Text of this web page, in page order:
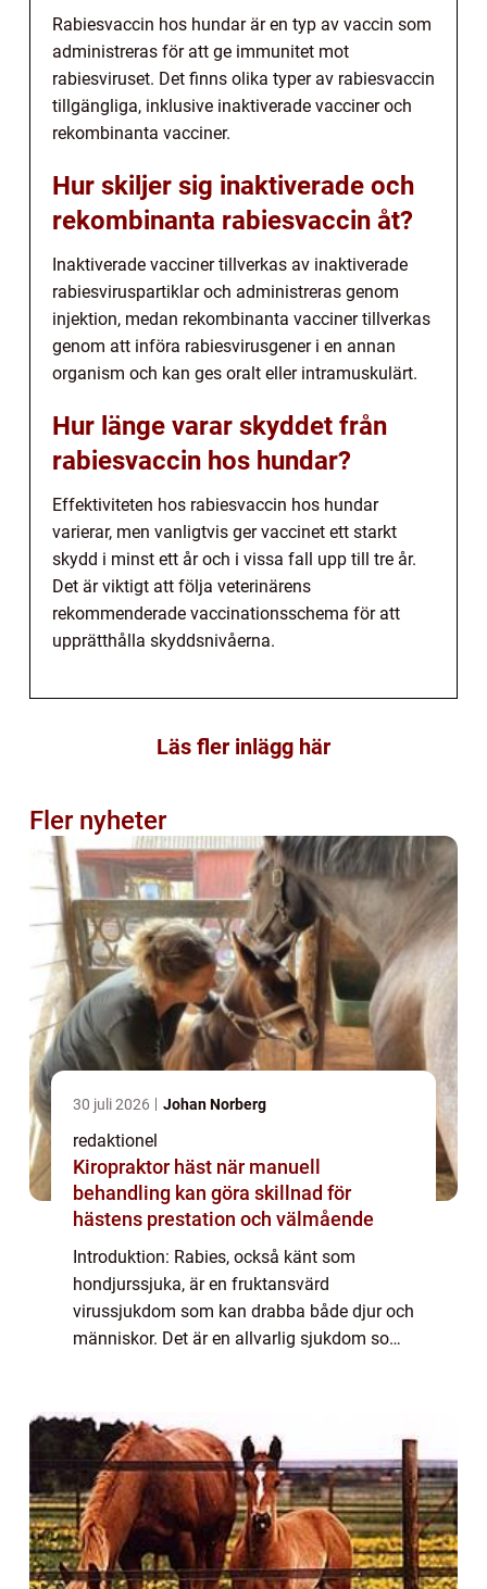
Rabiesvaccin hos hundar är en typ av vaccin som
administreras för att ge immunitet mot
rabiesviruset. Det finns olika typer av rabiesvaccin
tillgängliga, inklusive inaktiverade vacciner och
rekombinanta vacciner.
Hur skiljer sig inaktiverade och
rekombinanta rabiesvaccin åt?
Inaktiverade vacciner tillverkas av inaktiverade
rabiesviruspartiklar och administreras genom
injektion, medan rekombinanta vacciner tillverkas
genom att införa rabiesvirusgener i en annan
organism och kan ges oralt eller intramuskulärt.
Hur länge varar skyddet från
rabiesvaccin hos hundar?
Effektiviteten hos rabiesvaccin hos hundar
varierar, men vanligtvis ger vaccinet ett starkt
skydd i minst ett år och i vissa fall upp till tre år.
Det är viktigt att följa veterinärens
rekommenderade vaccinationsschema för att
upprätthålla skyddsnivåerna.
Läs fler inlägg här
Fler nyheter
30 juli 2026 Johan Norberg
redaktionel
Kiropraktor häst när manuell
behandling kan göra skillnad för
hästens prestation och välmående
Introduktion: Rabies, också känt som
hondjurssjuka, är en fruktansvärd
virussjukdom som kan drabba både djur och
människor. Det är en allvarlig sjukdom som
fladdermöss. F...